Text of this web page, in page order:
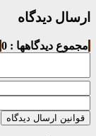
ارسال دیدگاه
مجموع دیدگاهها : 0
قوانین ارسال دیدگاه